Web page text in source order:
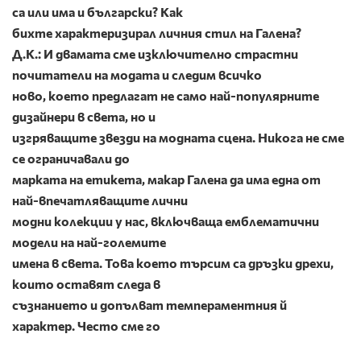
са или има и български? Как
бихте характеризирал личния стил на Галена?
Д.К.: И двамата сме изключително страстни
почитатели на модата и следим всичко
ново, което предлагат не само най-популярните
дизайнери в света, но и
изгряващите звезди на модната сцена. Никога не сме
се ограничавали до
марката на етикета, макар Галена да има една от
най-впечатляващите лични
модни колекции у нас, включваща емблематични
модели на най-големите
имена в света. Това което търсим са дръзки дрехи,
които оставят следа в
съзнанието и допълват темпераментния й
характер. Често сме го